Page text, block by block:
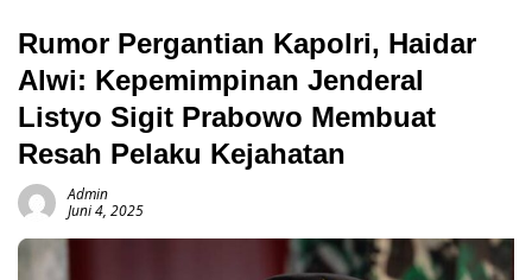
Rumor Pergantian Kapolri, Haidar
Alwi: Kepemimpinan Jenderal
Listyo Sigit Prabowo Membuat
Resah Pelaku Kejahatan
Admin
Juni 4, 2025